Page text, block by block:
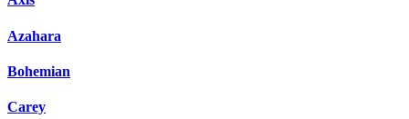
Azahara
Bohemian
Carey